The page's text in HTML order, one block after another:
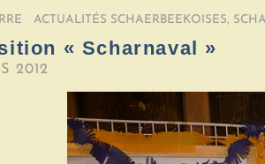
/ ACTUALITÉS SCHAERBEEKOISES,
« Scharnaval »
2012